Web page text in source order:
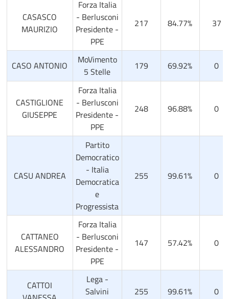
CASASCO
MAURIZIO
Forza Italia
- Berlusconi
Presidente -
PPE
217 84.77% 37
CASO ANTONIO
MoVimento
5 Stelle
179 69.92% 0
CASTIGLIONE
GIUSEPPE
Forza Italia
- Berlusconi
Presidente -
PPE
248 96.88% 0
CASU ANDREA
Partito
Democratico
- Italia
Democratica
e
Progressista
255 99.61% 0
CATTANEO
ALESSANDRO
Forza Italia
- Berlusconi
Presidente -
PPE
147 57.42% 0
CATTOI
Lega -
Salvini
255 99.61% 0